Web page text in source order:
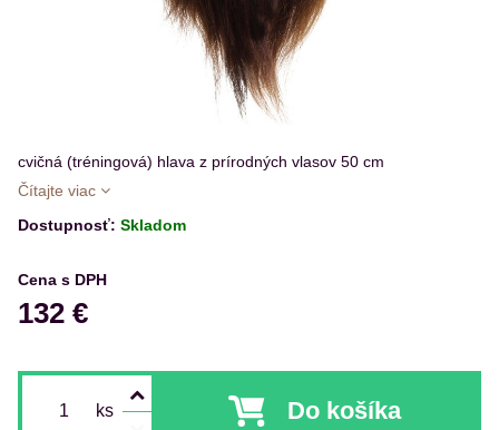
cvičná (tréningová) hlava z prírodných vlasov 50 cm
Čítajte viac
Dostupnosť: Skladom
Cena s DPH
132 €
ks Do košíka